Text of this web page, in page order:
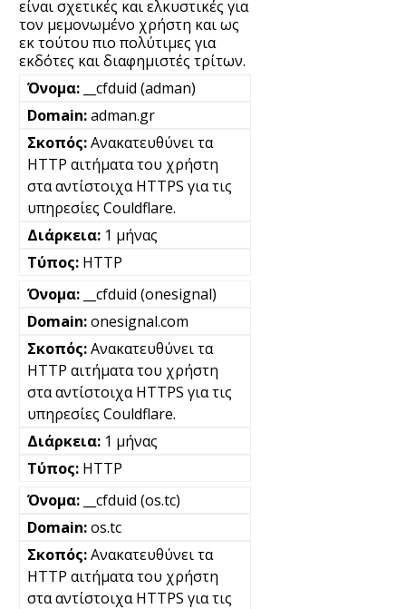
είναι σχετικές και ελκυστικές για
τον μεμονωμένο χρήστη και ως
εκ τούτου πιο πολύτιμες για
εκδότες και διαφημιστές τρίτων.
__cfduid (adman)
adman.gr
Ανακατευθύνει τα
HTTP αιτήματα του χρήστη
στα αντίστοιχα HTTPS για τις
υπηρεσίες Couldflare.
1 μήνας
HTTP
__cfduid (onesignal)
onesignal.com
Ανακατευθύνει τα
HTTP αιτήματα του χρήστη
στα αντίστοιχα HTTPS για τις
υπηρεσίες Couldflare.
1 μήνας
HTTP
__cfduid (os.tc)
os.tc
Ανακατευθύνει τα
HTTP αιτήματα του χρήστη
στα αντίστοιχα HTTPS για τις